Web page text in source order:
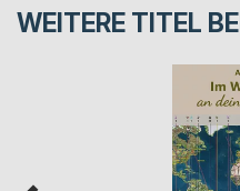
WEITERE TITEL BEI